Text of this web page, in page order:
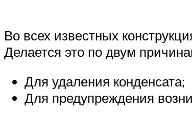
Во всех известных
Делается это по двум
Для удаления конденсата;
Для предупреждения